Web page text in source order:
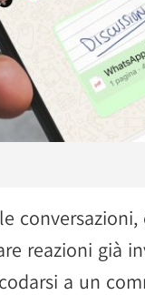
conversazioni,
reazioni già
a un